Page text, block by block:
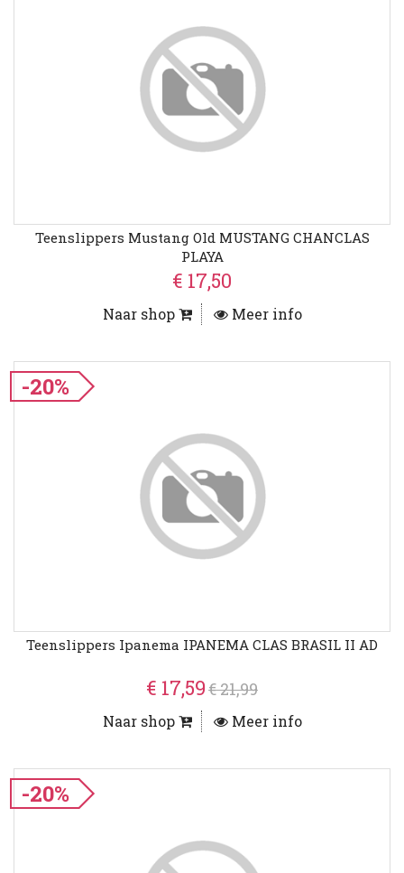
Teenslippers Mustang Old MUSTANG CHANCLAS
PLAYA
€ 17,50
Naar shop Meer info
-20%
Teenslippers Ipanema IPANEMA CLAS BRASIL II AD
€ 17,59€ 21,99
Naar shop Meer info
-20%